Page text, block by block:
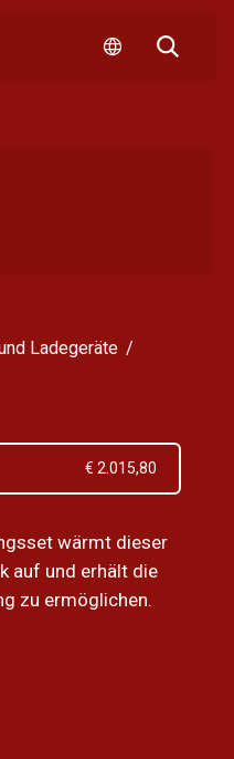
Ladegeräte
€ 2.015,80
wärmt dieser
auf und erhält die
zu ermöglichen.